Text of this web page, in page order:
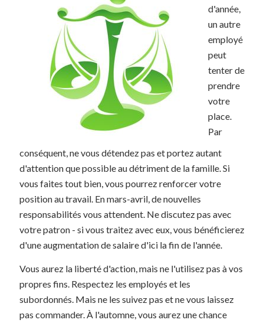
d'année,
un autre
employé
peut
tenter de
prendre
votre
place.
Par
conséquent, ne vous détendez pas et portez autant
d'attention que possible au détriment de la famille. Si
vous faites tout bien, vous pourrez renforcer votre
position au travail. En mars-avril, de nouvelles
responsabilités vous attendent. Ne discutez pas avec
votre patron - si vous traitez avec eux, vous bénéficierez
d'une augmentation de salaire d'ici la fin de l'année.
Vous aurez la liberté d'action, mais ne l'utilisez pas à vos
propres fins. Respectez les employés et les
subordonnés. Mais ne les suivez pas et ne vous laissez
pas commander. À l'automne, vous aurez une chance